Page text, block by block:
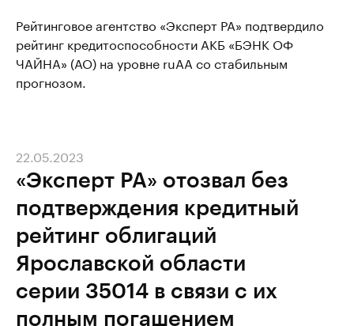
Рейтинговое агентство «Эксперт РА» подтвердило
рейтинг кредитоспособности АКБ «БЭНК ОФ
ЧАЙНА» (АО) на уровне ruАА со стабильным
прогнозом.
«Эксперт РА» отозвал без
подтверждения кредитный
рейтинг облигаций
Ярославской области
серии 35014 в связи с их
полным погашением
22.05.2023